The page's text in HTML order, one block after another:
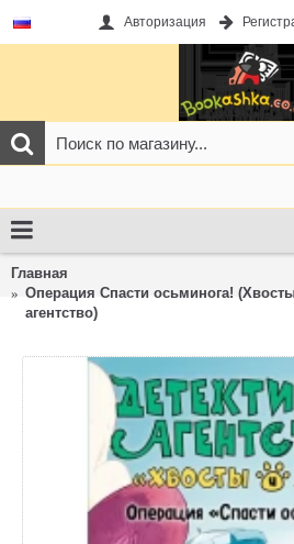
Авторизация
Главная
Операция Спасти осьминога!
агентство)